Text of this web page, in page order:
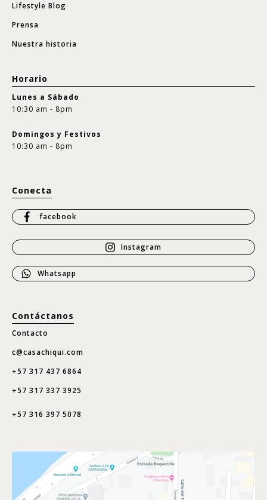
Lifestyle Blog
Prensa
Nuestra historia
Horario
Lunes a Sábado
10:30 am - 8pm
Domingos y Festivos
10:30 am - 8pm
Conecta
facebook
Instagram
Whatsapp
Contáctanos
Contacto
c@casachiqui.com
+57 317 437 6864
+57 317 337 3925
+57 316 397 5078